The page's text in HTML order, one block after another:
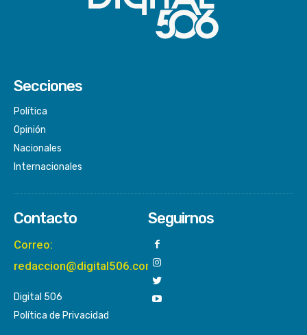
Secciones
Política
Opinión
Nacionales
Internacionales
Contacto
Correo:
redaccion@digital506.com
Digital 506
Política de Privacidad
Seguirnos